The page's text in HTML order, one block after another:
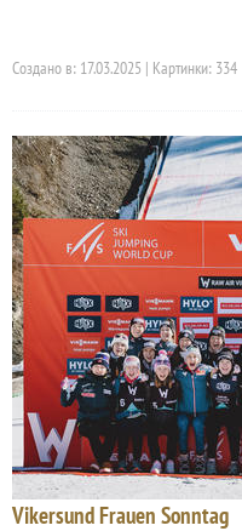
Создано в: 17.03.2025 | Картинки: 334
Vikersund Frauen Sonntag